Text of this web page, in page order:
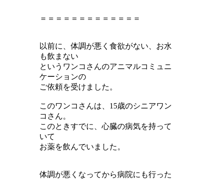
＝＝＝＝＝＝＝＝＝＝＝＝＝
以前に、体調が悪く食欲がない、お水
も飲まない
というワンコさんのアニマルコミュニ
ケーションの
ご依頼を受けました。
このワンコさんは、15歳のシニアワン
コさん。
このときすでに、心臓の病気を持って
いて
お薬を飲んでいました。
体調が悪くなってから病院にも行った